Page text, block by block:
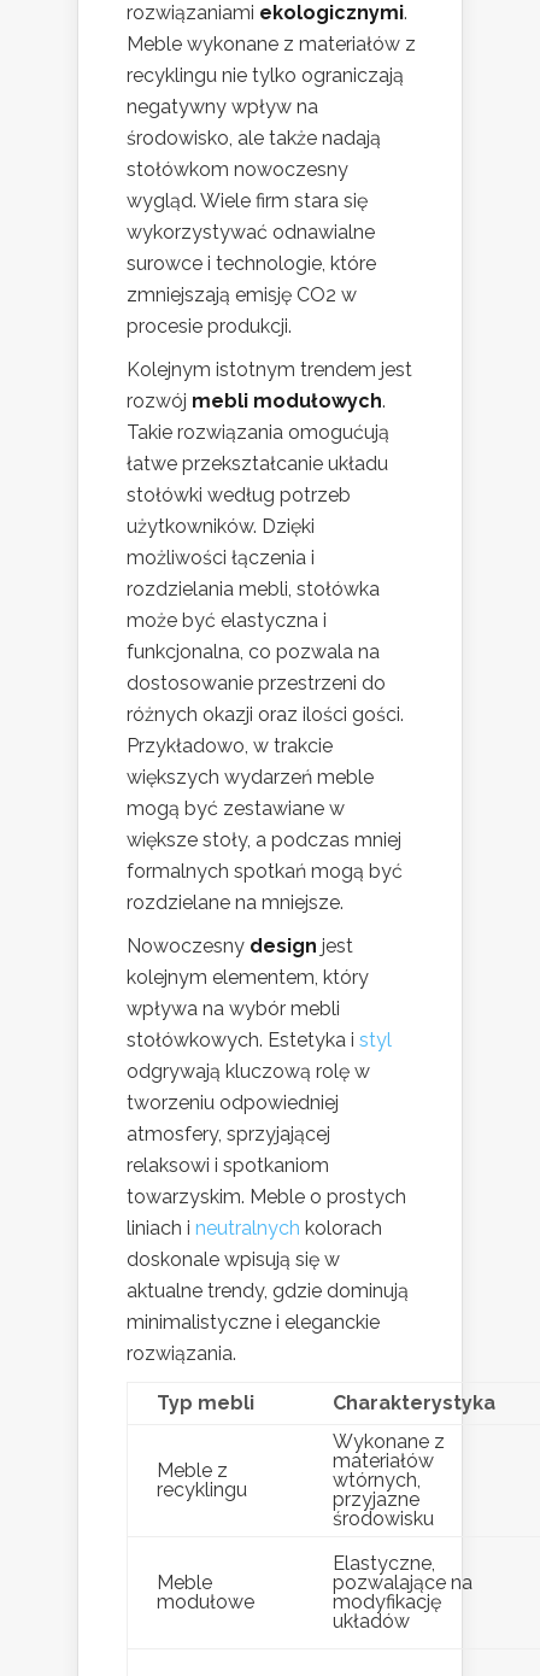
rozwiązaniami ekologicznymi.
Meble wykonane z materiałów z
recyklingu nie tylko ograniczają
negatywny wpływ na
środowisko, ale także nadają
stołówkom nowoczesny
wygląd. Wiele firm stara się
wykorzystywać odnawialne
surowce i technologie, które
zmniejszają emisję CO2 w
procesie produkcji.
Kolejnym istotnym trendem jest
rozwój mebli modułowych.
Takie rozwiązania omogućują
łatwe przekształcanie układu
stołówki według potrzeb
użytkowników. Dzięki
możliwości łączenia i
rozdzielania mebli, stołówka
może być elastyczna i
funkcjonalna, co pozwala na
dostosowanie przestrzeni do
różnych okazji oraz ilości gości.
Przykładowo, w trakcie
większych wydarzeń meble
mogą być zestawiane w
większe stoły, a podczas mniej
formalnych spotkań mogą być
rozdzielane na mniejsze.
Nowoczesny design jest
kolejnym elementem, który
wpływa na wybór mebli
stołówkowych. Estetyka i styl
odgrywają kluczową rolę w
tworzeniu odpowiedniej
atmosfery, sprzyjającej
relaksowi i spotkaniom
towarzyskim. Meble o prostych
liniach i neutralnych kolorach
doskonale wpisują się w
aktualne trendy, gdzie dominują
minimalistyczne i eleganckie
rozwiązania.
Typ mebli Charakterystyka
Meble z
recyklingu
Wykonane z
materiałów
wtórnych,
przyjazne
środowisku
Meble
modułowe
Elastyczne,
pozwalające na
modyfikację
układów